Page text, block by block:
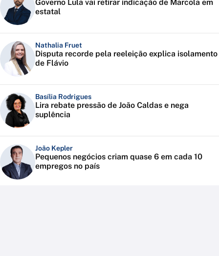
Governo Lula vai retirar indicação de Marcola em
estatal
Nathalia Fruet
Disputa recorde pela reeleição explica isolamento
de Flávio
Basília Rodrigues
Lira rebate pressão de João Caldas e nega
suplência
João Kepler
Pequenos negócios criam quase 6 em cada 10
empregos no país